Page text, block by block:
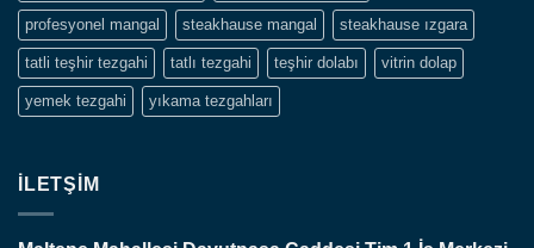
profesyonel mangal steakhause mangal steakhause ızgara
tatli teşhir tezgahi tatlı tezgahi teşhir dolabı vitrin dolap
yemek tezgahi yıkama tezgahları
İLETŞIM